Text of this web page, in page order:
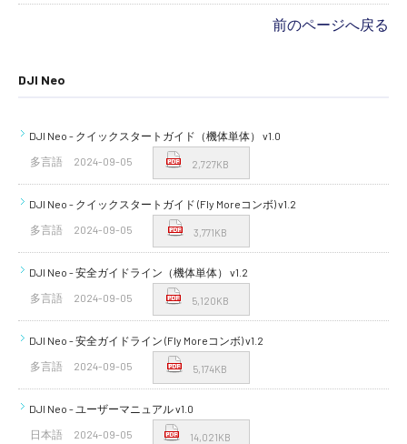
前のページへ戻る
DJI Neo
DJI Neo - クイックスタートガイド（機体単体） v1.0
多言語
2024-09-05 2,727KB
DJI Neo - クイックスタートガイド (Fly Moreコンボ) v1.2
多言語
2024-09-05 3,771KB
DJI Neo - 安全ガイドライン（機体単体） v1.2
多言語
2024-09-05 5,120KB
DJI Neo - 安全ガイドライン (Fly Moreコンボ) v1.2
多言語
2024-09-05 5,174KB
DJI Neo - ユーザーマニュアル v1.0
日本語
2024-09-05 14,021KB